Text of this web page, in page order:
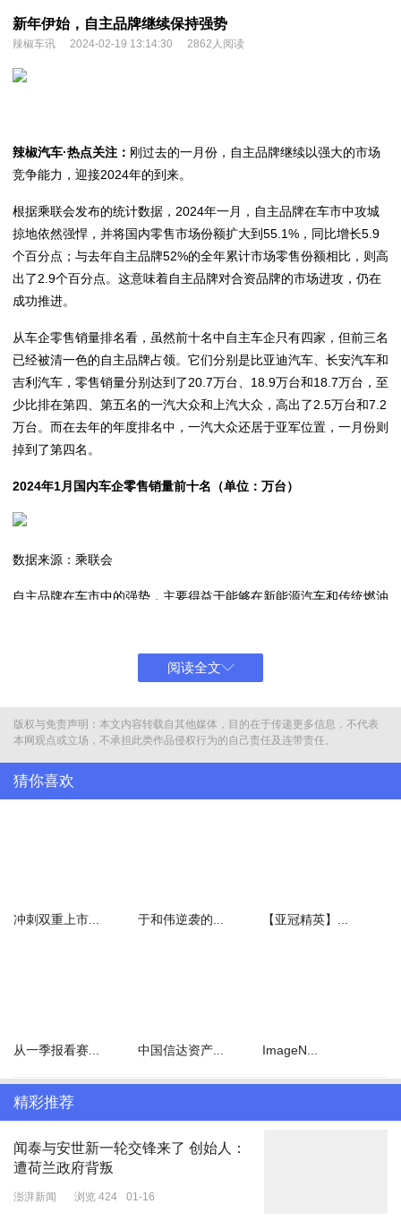
新年伊始，自主品牌继续保持强势
辣椒车讯 2024-02-19 13:14:30 2862人阅读
辣椒汽车·热点关注： 刚过去的一月份，自主品牌继续以强大的市场
竞争能力，迎接2024年的到来。
根据乘联会发布的统计数据，2024年一月，自主品牌在车市中攻城
掠地依然强悍，并将国内零售市场份额扩大到55.1%，同比增长5.9
个百分点；与去年自主品牌52%的全年累计市场零售份额相比，则高
出了2.9个百分点。这意味着自主品牌对合资品牌的市场进攻，仍在
成功推进。
从车企零售销量排名看，虽然前十名中自主车企只有四家，但前三名
已经被清一色的自主品牌占领。它们分别是比亚迪汽车、长安汽车和
吉利汽车，零售销量分别达到了20.7万台、18.9万台和18.7万台，至
少比排在第四、第五名的一汽大众和上汽大众，高出了2.5万台和7.2
万台。而在去年的年度排名中，一汽大众还居于亚军位置，一月份则
掉到了第四名。
2024年1月国内车企零售销量前十名 （单位：万台）
数据来源：乘联会
自主品牌在车市中的强势，主要得益于能够在新能源汽车和传统燃油
迪之外，吉利和长安的新能源汽车和一些新势力的新能源车也都表现
不错，整体优势依然遥遥领先。在燃油车市场，自主品牌也勇于进
取，一月份自主车企的燃油车零售销量环比增长了23%，合资车企的
燃油车零售销量环比下降15%。
在自主品牌的这种双市场进攻之下，三大国外车系中，仅有日系品牌
的市占率同比保持了持平，德系和美系的市占率均同比下降。
化，或者合资品牌在新能源市场有所突破。
阅读全文
版权与免责声明：本文内容转载自其他媒体，目的在于传递更多信息，不代表
本网观点或立场，不承担此类作品侵权行为的自己责任及连带责任。
猜你喜欢
冲刺双重上市... 于和伟逆袭的... 【亚冠精英】...
从一季报看赛... 中国信达资产... ImageN...
精彩推荐
闻泰与安世新一轮交锋来了 创始人：
遭荷兰政府背叛
澎湃新闻 浏览 424 01-16